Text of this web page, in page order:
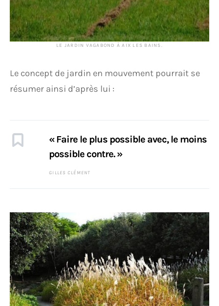
LE JARDIN VAGABOND À AIX LES BAINS.
Le concept de jardin en mouvement pourrait se
résumer ainsi d’après lui :
« Faire le plus possible avec, le moins
possible contre. »
GILLES CLÉMENT